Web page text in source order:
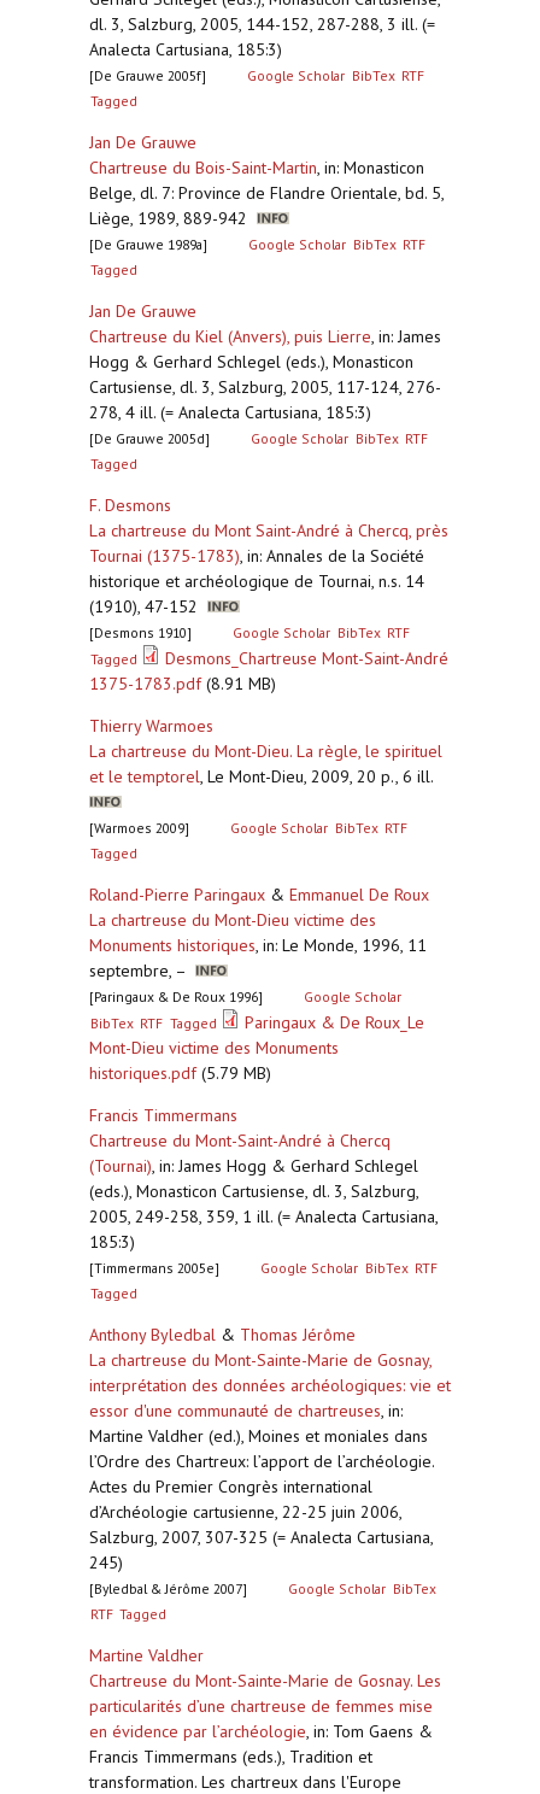
dl. 3, Salzburg, 2005, 144-152, 287-288, 3 ill. (=
Analecta Cartusiana, 185:3)
[De Grauwe 2005f] Google Scholar BibTex RTF
Tagged
Jan De Grauwe
Chartreuse du Bois-Saint-Martin, in: Monasticon
Belge, dl. 7: Province de Flandre Orientale, bd. 5,
Liège, 1989, 889-942
[De Grauwe 1989a] Google Scholar BibTex RTF
Tagged
Jan De Grauwe
Chartreuse du Kiel (Anvers), puis Lierre, in: James
Hogg & Gerhard Schlegel (eds.), Monasticon
Cartusiense, dl. 3, Salzburg, 2005, 117-124, 276-
278, 4 ill. (= Analecta Cartusiana, 185:3)
[De Grauwe 2005d] Google Scholar BibTex RTF
Tagged
F. Desmons
La chartreuse du Mont Saint-André à Chercq, près
Tournai (1375-1783), in: Annales de la Société
historique et archéologique de Tournai, n.s. 14
(1910), 47-152
[Desmons 1910] Google Scholar BibTex RTF
Tagged
Desmons_Chartreuse Mont-Saint-André
1375-1783.pdf(8.91 MB)
Thierry Warmoes
La chartreuse du Mont-Dieu. La règle, le spirituel
et le temptorel, Le Mont-Dieu, 2009, 20 p., 6 ill.
[Warmoes 2009] Google Scholar BibTex RTF
Tagged
Roland-Pierre Paringaux & Emmanuel De Roux
La chartreuse du Mont-Dieu victime des
Monuments historiques, in: Le Monde, 1996, 11
septembre, –
[Paringaux & De Roux 1996]
Google Scholar
BibTex RTF Tagged
Paringaux & De Roux_Le
Mont-Dieu victime des Monuments
historiques.pdf(5.79 MB)
Francis Timmermans
Chartreuse du Mont-Saint-André à Chercq
(Tournai), in: James Hogg & Gerhard Schlegel
(eds.), Monasticon Cartusiense, dl. 3, Salzburg,
2005, 249-258, 359, 1 ill. (= Analecta Cartusiana,
185:3)
[Timmermans 2005e] Google Scholar BibTex RTF
Tagged
Anthony Byledbal & Thomas Jérôme
La chartreuse du Mont-Sainte-Marie de Gosnay,
interprétation des données archéologiques: vie et
essor d'une communauté de chartreuses, in:
Martine Valdher (ed.), Moines et moniales dans
l’Ordre des Chartreux: l’apport de l’archéologie.
Actes du Premier Congrès international
d’Archéologie cartusienne, 22-25 juin 2006,
Salzburg, 2007, 307-325 (= Analecta Cartusiana,
245)
[Byledbal & Jérôme 2007] Google Scholar BibTex
RTF Tagged
Martine Valdher
Chartreuse du Mont-Sainte-Marie de Gosnay. Les
particularités d’une chartreuse de femmes mise
en évidence par l’archéologie, in: Tom Gaens &
Francis Timmermans (eds.), Tradition et
transformation. Les chartreux dans l'Europe